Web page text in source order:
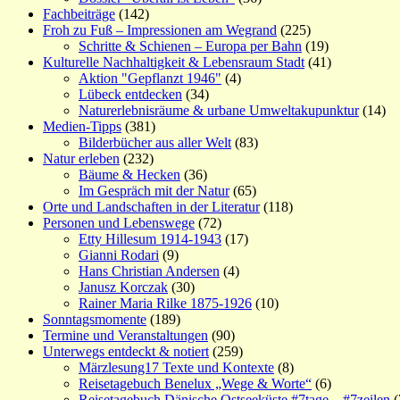
Fachbeiträge (142)
Froh zu Fuß – Impressionen am Wegrand (225)
Schritte & Schienen – Europa per Bahn (19)
Kulturelle Nachhaltigkeit & Lebensraum Stadt (41)
Aktion "Gepflanzt 1946" (4)
Lübeck entdecken (34)
Naturerlebnisräume & urbane Umweltakupunktur(14)
Medien-Tipps (381)
Bilderbücher aus aller Welt (83)
Natur erleben (232)
Bäume & Hecken (36)
Im Gespräch mit der Natur(65)
Orte und Landschaften in der Literatur(118)
Personen und Lebenswege (72)
Etty Hillesum 1914-1943 (17)
Gianni Rodari (9)
Hans Christian Andersen (4)
Janusz Korczak (30)
Rainer Maria Rilke 1875-1926 (10)
Sonntagsmomente (189)
Termine und Veranstaltungen (90)
Unterwegs entdeckt & notiert (259)
Märzlesung17 Texte und Kontexte (8)
Reisetagebuch Benelux „Wege & Worte“ (6)